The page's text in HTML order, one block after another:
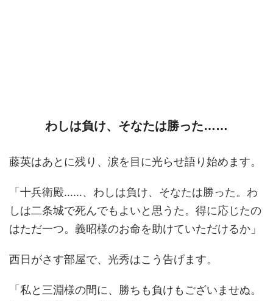
わしは負け、そなたは勝った……
藤英はあとに残り、涙を目に光らせ語り始めます。
「十兵衛殿……、わしは負け、そなたは勝った。わ
しは二条城で死んでもよいと思うた。得に応じたの
はただ一つ。義昭様のお命を助けていただけるか」
西日がさす部屋で、光秀はこう告げます。
「私と三淵様の間に、勝ちも負けもございませぬ。